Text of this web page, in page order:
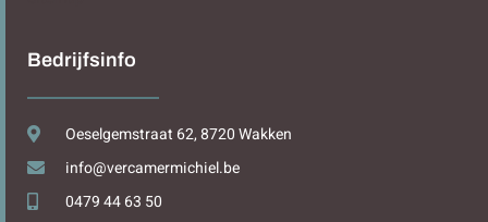
Bedrijfsinfo
Oeselgemstraat 62, 8720 Wakken
info@vercamermichiel.be
0479 44 63 50